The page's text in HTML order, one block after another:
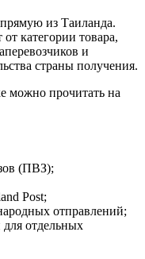
из Таиланда.
категории товара,
и
страны получения.
можно прочитать на
(ПВЗ);
Post;
отправлений;
отдельных